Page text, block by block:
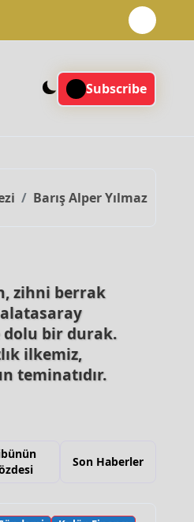
Subscribe
Barış Alper Yılmaz
zihni berrak
bir durak.
ilkemiz,
teminatıdır.
Son Haberler